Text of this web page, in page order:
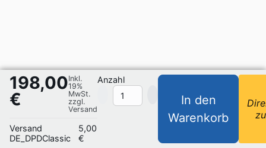
198,00
€
Inkl.
19%
MwSt.
zzgl.
Versand
Versand
DE_DPDClassic
5,00
€
Anzahl
In den
Warenkorb
zu